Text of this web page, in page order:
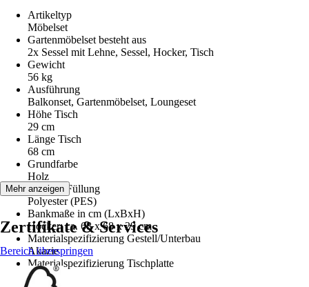
Artikeltyp
Möbelset
Gartenmöbelset besteht aus
2x Sessel mit Lehne, Sessel, Hocker, Tisch
Gewicht
56 kg
Ausführung
Balkonset, Gartenmöbelset, Loungeset
Höhe Tisch
29 cm
Länge Tisch
68 cm
Grundfarbe
Holz
Material Füllung
Polyester (PES)
Bankmaße in cm (LxBxH)
Hocker: ca. 68 x 68 x 29 cm
Materialspezifizierung Gestell/Unterbau
Akazie
Materialspezifizierung Tischplatte
Akazie
Mehr anzeigen
Zertifikate & Services
Bereich überspringen